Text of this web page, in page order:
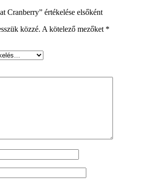
Cranberry” értékelése elsőként
közzé. A kötelező mezőket *